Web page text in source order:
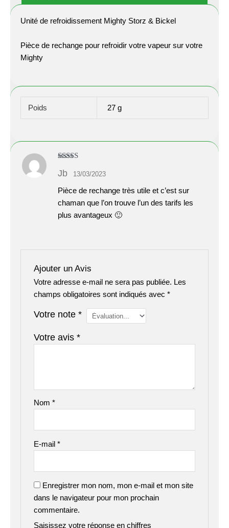
Unité de refroidissement Mighty Storz & Bickel
Pièce de rechange pour refroidir votre vapeur sur votre
Mighty
Poids 27 g
Jb 13/03/2023
Pièce de rechange très utile et c’est sur
chaman que l’on trouve l’un des tarifs les
plus avantageux 🙂
Ajouter un Avis
Votre adresse e-mail ne sera pas publiée. Les
champs obligatoires sont indiqués avec*
Votre note*
Votre avis*
Nom*
E-mail*
Enregistrer mon nom, mon e-mail et mon site
dans le navigateur pour mon prochain
commentaire.
Saisissez votre réponse en chiffres